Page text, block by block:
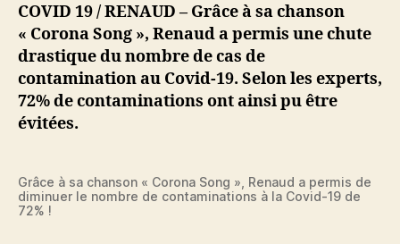
Corona
Song
de
le
nombre
Covid-
19
COVID 19 / RENAUD – Grâce à sa chanson
« Corona Song », Renaud a permis une chute
drastique du nombre de cas de
contamination au Covid-19. Selon les experts,
72% de contaminations ont ainsi pu être
évitées.
Grâce à sa chanson « Corona Song », Renaud a permis de
diminuer le nombre de contaminations à la Covid-19 de
72% !